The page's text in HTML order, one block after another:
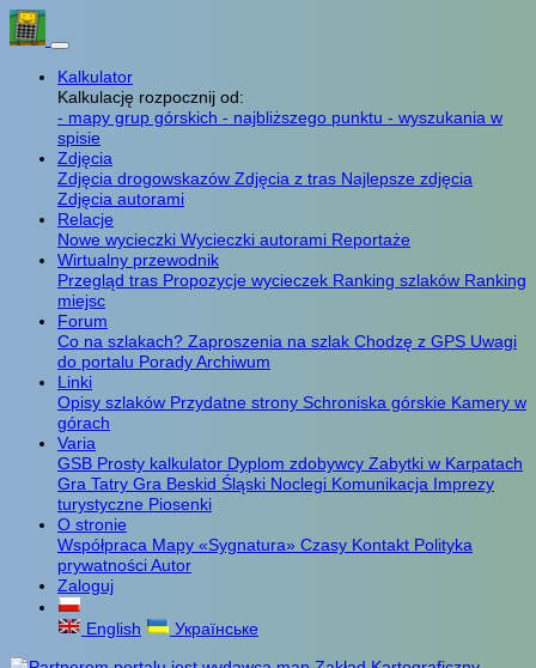
Kalkulator
Kalkulację rozpocznij od:
- mapy grup górskich - najbliższego punktu - wyszukania w
spisie
Zdjęcia
Zdjęcia drogowskazów Zdjęcia z tras Najlepsze zdjęcia
Zdjęcia autorami
Relacje
Nowe wycieczki Wycieczki autorami Reportaże
Wirtualny przewodnik
Przegląd tras Propozycje wycieczek Ranking szlaków Ranking
miejsc
Forum
Co na szlakach? Zaproszenia na szlak Chodzę z GPS Uwagi
do portalu PoradyArchiwum
Linki
Opisy szlaków Przydatne strony Schroniska górskie Kamery w
górach
Varia
GSB Prosty kalkulator Dyplom zdobywcy Zabytki w Karpatach
Gra Tatry Gra Beskid Śląski Noclegi Komunikacja Imprezy
turystyczne Piosenki
O stronie
Współpraca Mapy «Sygnatura» Czasy Kontakt Polityka
prywatnościAutor
Zaloguj
English Українське